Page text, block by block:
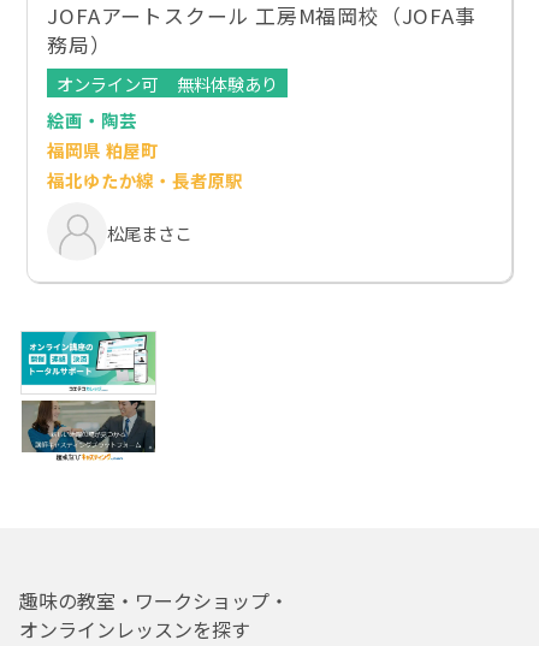
JOFAアートスクール 工房M福岡校（JOFA事
務局）
オンライン可
無料体験あり
絵画・陶芸
福岡県 粕屋町
福北ゆたか線・長者原駅
松尾まさこ
趣味の教室・ワークショップ・
オンラインレッスンを探す